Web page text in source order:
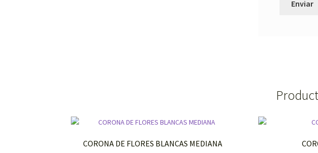
CORONA DE FLORES BLANCAS MEDIANA